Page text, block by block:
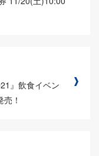
』飲食イベン
！